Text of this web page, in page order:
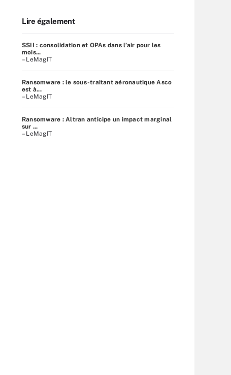
Lire également
SSII : consolidation et OPAs dans l’air pour les
mois...
– LeMagIT
Ransomware : le sous-traitant aéronautique Asco
est à...
– LeMagIT
Ransomware : Altran anticipe un impact marginal
sur ...
– LeMagIT